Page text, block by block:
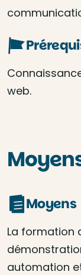
web.
Moyens
La formation
automation